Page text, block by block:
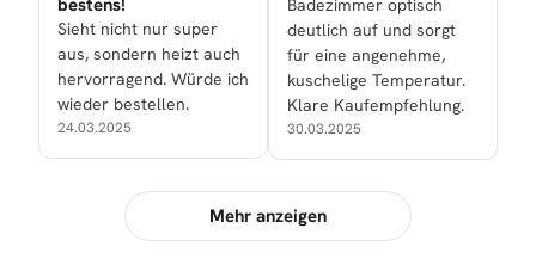
bestens!
Sieht nicht nur super
aus, sondern heizt auch
hervorragend. Würde ich
wieder bestellen.
24.03.2025
Badezimmer optisch
deutlich auf und sorgt
für eine angenehme,
kuschelige Temperatur.
Klare Kaufempfehlung.
30.03.2025
Mehr anzeigen